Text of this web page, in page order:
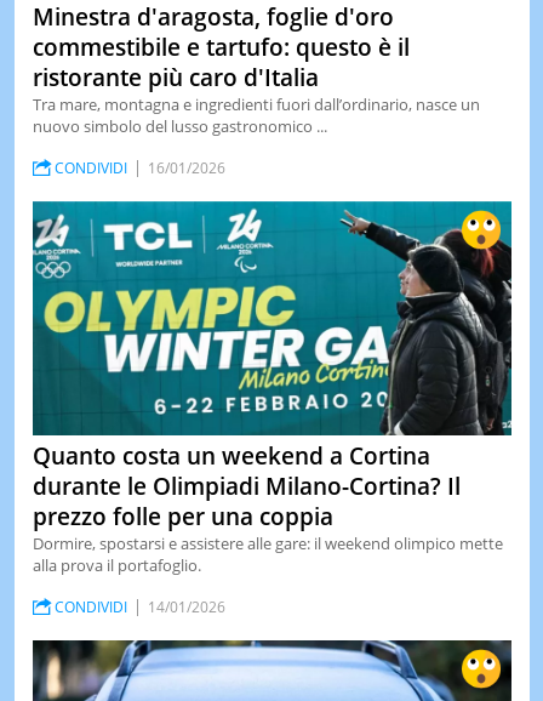
Minestra d'aragosta, foglie d'oro
commestibile e tartufo: questo è il
ristorante più caro d'Italia
Tra mare, montagna e ingredienti fuori dall’ordinario, nasce un
nuovo simbolo del lusso gastronomico ...
CONDIVIDI 16/01/2026
Quanto costa un weekend a Cortina
durante le Olimpiadi Milano-Cortina? Il
prezzo folle per una coppia
Dormire, spostarsi e assistere alle gare: il weekend olimpico mette
alla prova il portafoglio.
CONDIVIDI 14/01/2026